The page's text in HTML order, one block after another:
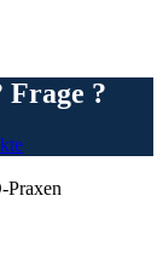
Frage ?
Praxen